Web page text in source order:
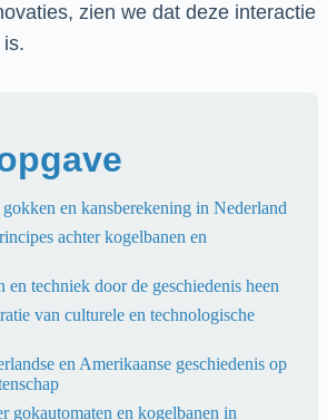
zien we dat deze interactie
en kansberekening in Nederland
achter kogelbanen en
en techniek door de geschiedenis heen
van culturele en technologische
en Amerikaanse geschiedenis op
gokautomaten en kogelbanen in